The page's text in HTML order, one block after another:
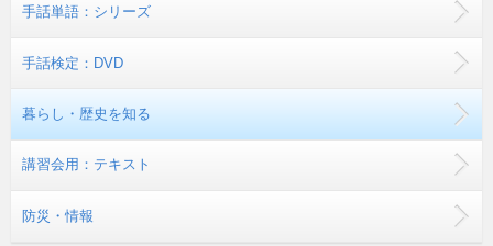
手話単語：シリーズ
手話検定：DVD
暮らし・歴史を知る
講習会用：テキスト
防災・情報